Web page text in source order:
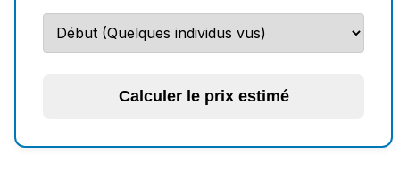
Calculer le prix estimé